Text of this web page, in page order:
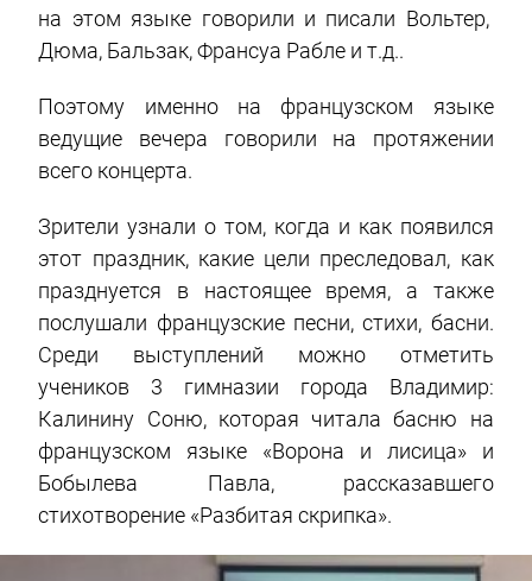
на этом языке говорили и писали Вольтер,
Дюма, Бальзак, Франсуа Рабле и т.д..
Поэтому именно на французском языке
ведущие вечера говорили на протяжении
всего концерта.
Зрители узнали о том, когда и как появился
этот праздник, какие цели преследовал, как
празднуется в настоящее время, а также
послушали французские песни, стихи, басни.
Среди выступлений можно отметить
учеников 3 гимназии города Владимир:
Калинину Соню, которая читала басню на
французском языке «Ворона и лисица» и
Бобылева Павла, рассказавшего
стихотворение «Разбитая скрипка».